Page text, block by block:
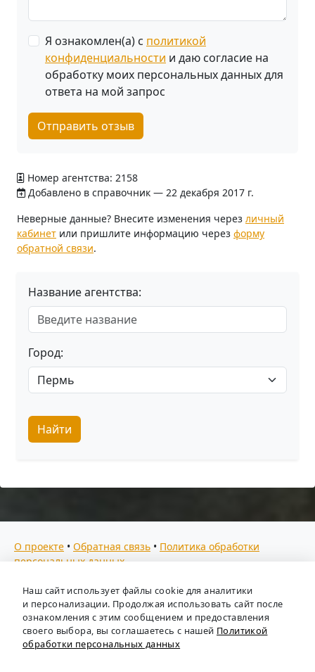
Я ознакомлен(а) с политикой
конфиденциальности и даю согласие на
обработку моих персональных данных для
ответа на мой запрос
Отправить отзыв
Номер агентства: 2158
Добавлено в справочник — 22 декабря 2017 г.
Неверные данные? Внесите изменения через личный
кабинет или пришлите информацию через форму
обратной связи.
Название агентства:
Город:
Найти
О проекте • Обратная связь • Политика обработки
персональных данных
Мы собираем отзывы, составляем рейтинги и
предоставляем всю информацию о кадровых агентствах
России. Также анализируем ключевые тенденции рынка
труда: отслеживаем динамику зарплат, уровень
безработицы и общую обстановку в отрасли, чтобы вы
Наш сайт использует файлы cookie для аналитики
и персонализации. Продолжая использовать сайт после
ознакомления с этим сообщением и предоставления
своего выбора, вы соглашаетесь с нашей Политикой
обработки персональных данных